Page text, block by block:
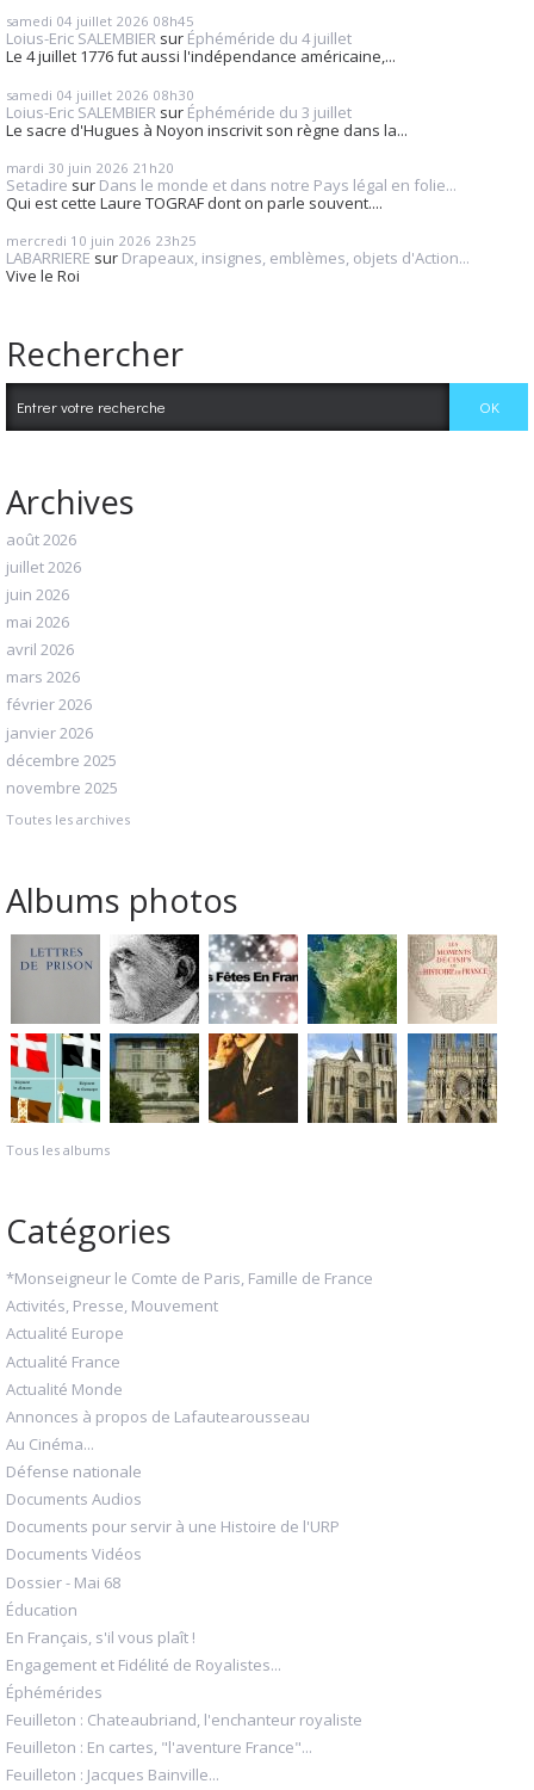
samedi 04 juillet 2026 08h45
Loius-Eric SALEMBIER sur Éphéméride du 4 juillet
Le 4 juillet 1776 fut aussi l'indépendance américaine,...
samedi 04 juillet 2026 08h30
Loius-Eric SALEMBIER sur Éphéméride du 3 juillet
Le sacre d'Hugues à Noyon inscrivit son règne dans la...
mardi 30 juin 2026 21h20
Setadire sur Dans le monde et dans notre Pays légal en folie...
Qui est cette Laure TOGRAF dont on parle souvent....
mercredi 10 juin 2026 23h25
LABARRIERE sur Drapeaux, insignes, emblèmes, objets d'Action...
Vive le Roi
Rechercher
Archives
août 2026
juillet 2026
juin 2026
mai 2026
avril 2026
mars 2026
février 2026
janvier 2026
décembre 2025
novembre 2025
Toutes les archives
Albums photos
Tous les albums
Catégories
*Monseigneur le Comte de Paris, Famille de France
Activités, Presse, Mouvement
Actualité Europe
Actualité France
Actualité Monde
Annonces à propos de Lafautearousseau
Au Cinéma...
Défense nationale
Documents Audios
Documents pour servir à une Histoire de l'URP
Documents Vidéos
Dossier - Mai 68
Éducation
En Français, s'il vous plaît !
Engagement et Fidélité de Royalistes...
Éphémérides
Feuilleton : Chateaubriand, l'enchanteur royaliste
Feuilleton : En cartes, "l'aventure France"...
Feuilleton : Jacques Bainville...